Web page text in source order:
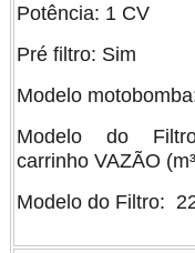
Potência: 1 CV
Pré filtro: Sim
Modelo
Modelo do
carrinho VAZÃO
Modelo do Filtro: